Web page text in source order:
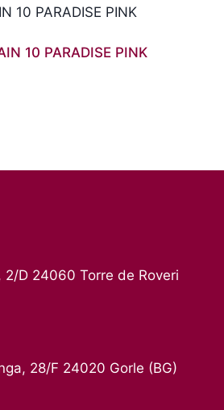
10 PARADISE PINK
2/D 24060 Torre de Roveri
28/F 24020 Gorle (BG)